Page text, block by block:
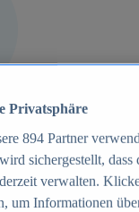
Online-Shops
Privatsphäre
894 Partner
sichergestellt,
verwalten.
um Informationen